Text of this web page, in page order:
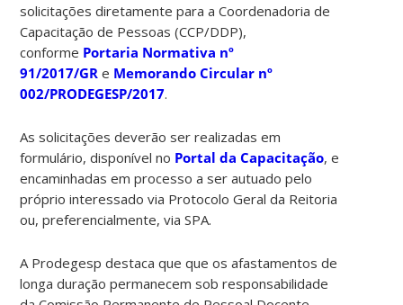
solicitações diretamente para a Coordenadoria de
Capacitação de Pessoas (CCP/DDP),
conforme Portaria Normativa nº
91/2017/GR e Memorando Circular nº
002/PRODEGESP/2017.
As solicitações deverão ser realizadas em
formulário, disponível no Portal da Capacitação, e
encaminhadas em processo a ser autuado pelo
próprio interessado via Protocolo Geral da Reitoria
ou, preferencialmente, via SPA.
A Prodegesp destaca que que os afastamentos de
longa duração permanecem sob responsabilidade